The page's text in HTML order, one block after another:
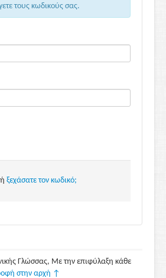
τους κωδικούς σας.
ξεχάσατε τον κωδικό;
Γλώσσας, Με την επιφύλαξη κάθε
στην αρχή ↑